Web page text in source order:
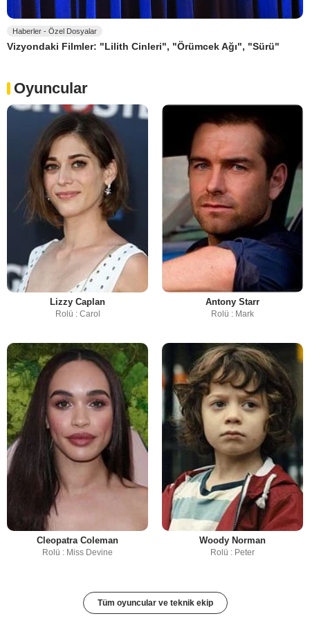
Haberler - Özel Dosyalar
Vizyondaki Filmler: "Lilith Cinleri", "Örümcek Ağı", "Sürü"
Oyuncular
Lizzy Caplan
Rolü : Carol
Antony Starr
Rolü : Mark
Cleopatra Coleman
Rolü : Miss Devine
Woody Norman
Rolü : Peter
Tüm oyuncular ve teknik ekip